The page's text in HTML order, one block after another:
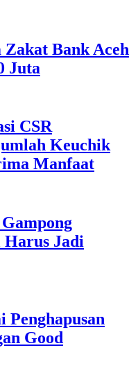
Bank Aceh
Juta
CSR
Keuchik
Manfaat
Harus Jadi
Good